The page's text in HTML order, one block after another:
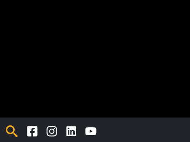
FacebookInstagramLinkedInYoutube